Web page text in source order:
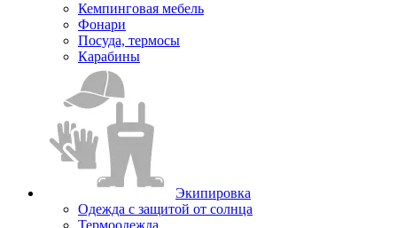
Кемпинговая мебель
Фонари
Посуда, термосы
Карабины
Экипировка
Одежда с защитой от солнца
Термоодежда